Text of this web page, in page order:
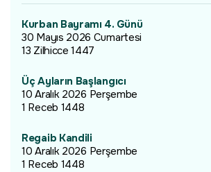
Kurban Bayramı 4. Günü
30 Mayıs 2026 Cumartesi
13 Zilhicce 1447
Üç Ayların Başlangıcı
10 Aralık 2026 Perşembe
1 Receb 1448
Regaib Kandili
10 Aralık 2026 Perşembe
1 Receb 1448